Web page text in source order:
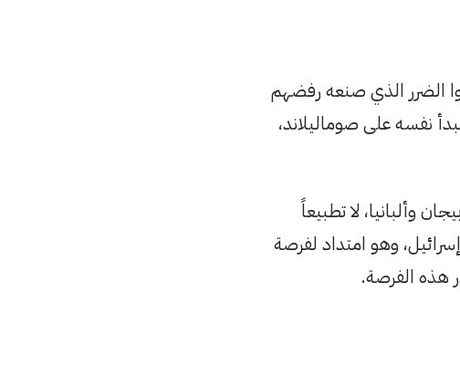
الضرر الذي صنعه رفضهم
نفسه على صوماليلاند،
وألبانيا، لا تطبيعاً
وهو امتداد لفرصة
هذه الفرصة.